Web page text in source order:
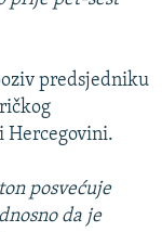
predsjedniku
Hercegovini.
posvećuje
da je